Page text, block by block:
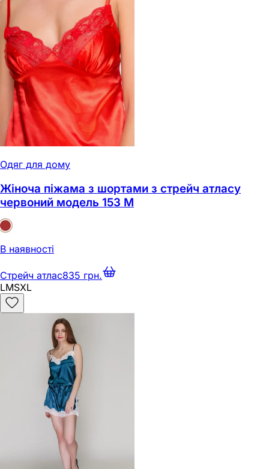
Одяг для дому
Жіноча піжама з шортами з стрейч атласу
червоний модель 153 M
В наявності
Стрейч атлас835 грн.
LMSXL